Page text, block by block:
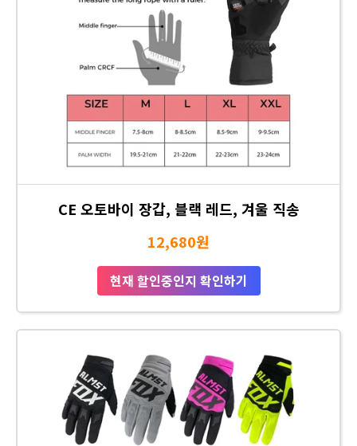
CE 오토바이 장갑, 블랙 레드, 겨울 직송
12,680원
현재 할인중인지 확인하기